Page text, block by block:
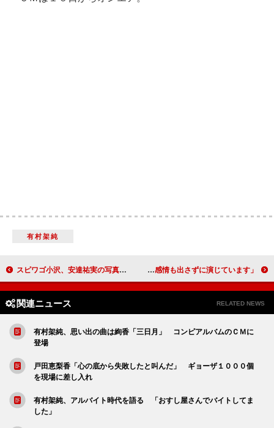
有村架純
スピワゴ小沢、安達祐実の写真集欲しい 誕生日プレゼントとして井戸田におねだり 高橋愛、冷めたキャラクターで新境地 「何の感情も出さずに演じています」
関連ニュース RELATED NEWS
有村架純、思い出の曲は絢香「三日月」 コンピアルバムのＣＭに
登場
戸田恵梨香「心の底から失敗したと叫んだ」 ギョーザ１０００個
を現場に差し入れ
有村架純、アルバイト時代を語る 「おすし屋さんでバイトしてま
した」